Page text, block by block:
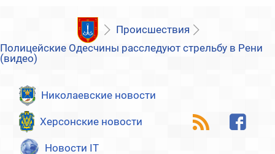
Происшествия
Полицейские Одесчины расследуют стрельбу в Рени
(видео)
Николаевские новости
Херсонские новости
Новости IT